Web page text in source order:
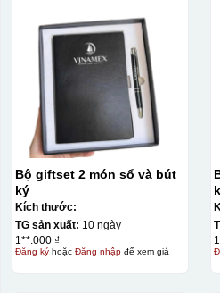
Bút ký
Chai, lọ, ly sứ
Các sản phẩm thủy
bình ly thủy tinh,...
Thiệp cưới, thiệp mời
Túi giấy
Hộp giấy quà tặng,
Bộ giftset 2 món sổ và bút
ký
Kích thước:
TG sản xuất: 10 ngày
1**.000 ₫
Đăng kýhoặc Đăng nhậpđể xem giá